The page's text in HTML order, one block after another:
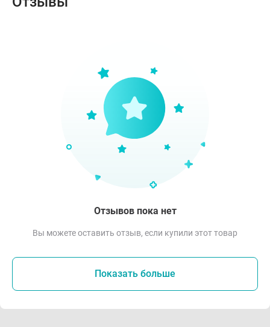
Отзывов пока нет
Вы можете оставить отзыв, если купили этот товар
Показать больше